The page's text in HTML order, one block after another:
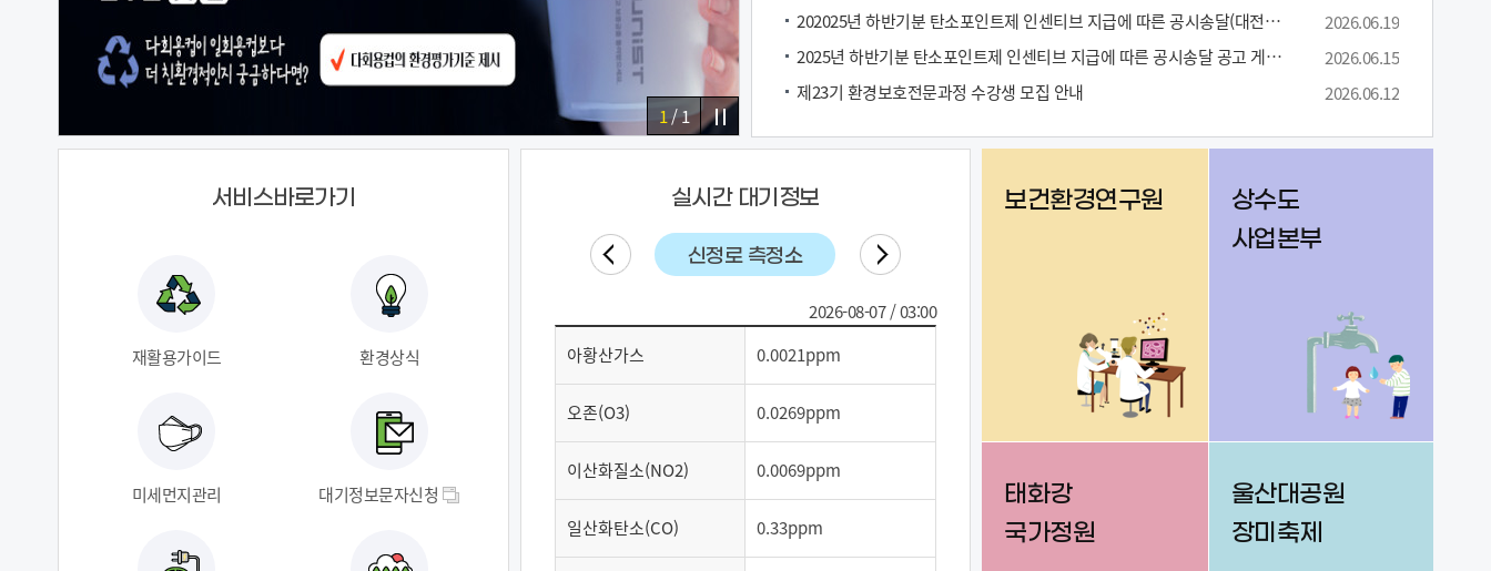
1/1
202025년 하반기분 탄소포인트제 인센티브 지급에 따른 공시송달(대전광역시 대덕구)
2026.06.19
2025년 하반기분 탄소포인트제 인센티브 지급에 따른 공시송달 공고 게시(청송군)
2026.06.15
제23기 환경보호전문과정 수강생 모집 안내
2026.06.12
서비스바로가기
재활용가이드 환경상식
미세먼지관리 대기정보문자신청
실시간 대기정보
신정로 측정소
2026-08-07 / 03:00
아황산가스
0.0021ppm
오존(O3) 0.0269ppm
이산화질소(NO2) 0.0069ppm
일산화탄소(CO) 0.33ppm
보건환경연구원
상수도
사업본부
태화강
국가정원
울산대공원
장미축제